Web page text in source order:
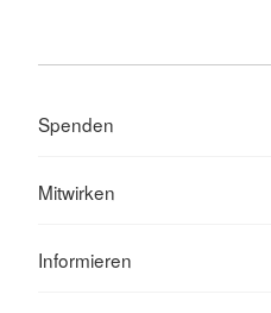
Spenden
Mitwirken
Informieren